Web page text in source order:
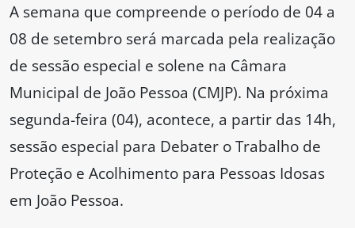
A semana que compreende o período de 04 a
08 de setembro será marcada pela realização
de sessão especial e solene na Câmara
Municipal de João Pessoa (CMJP). Na próxima
segunda-feira (04), acontece, a partir das 14h,
sessão especial para Debater o Trabalho de
Proteção e Acolhimento para Pessoas Idosas
em João Pessoa.